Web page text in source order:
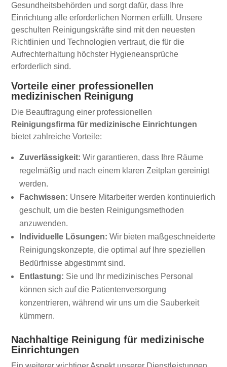
Gesundheitsbehörden und sorgt dafür, dass Ihre
Einrichtung alle erforderlichen Normen erfüllt. Unsere
geschulten Reinigungskräfte sind mit den neuesten
Richtlinien und Technologien vertraut, die für die
Aufrechterhaltung höchster Hygieneansprüche
erforderlich sind.
Vorteile einer professionellen
medizinischen Reinigung
Die Beauftragung einer professionellen
Reinigungsfirma für medizinische Einrichtungen
bietet zahlreiche Vorteile:
Zuverlässigkeit: Wir garantieren, dass Ihre Räume
regelmäßig und nach einem klaren Zeitplan gereinigt
werden.
Fachwissen: Unsere Mitarbeiter werden kontinuierlich
geschult, um die besten Reinigungsmethoden
anzuwenden.
Individuelle Lösungen: Wir bieten maßgeschneiderte
Reinigungskonzepte, die optimal auf Ihre speziellen
Bedürfnisse abgestimmt sind.
Entlastung: Sie und Ihr medizinisches Personal
können sich auf die Patientenversorgung
konzentrieren, während wir uns um die Sauberkeit
kümmern.
Nachhaltige Reinigung für medizinische
Einrichtungen